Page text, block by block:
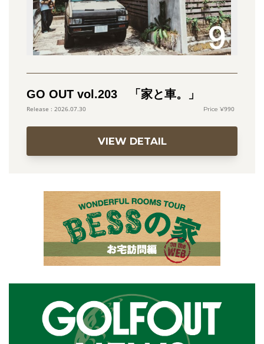
GO OUT vol.203 「家と車。」
2026.07.30 990
VIEW DETAIL